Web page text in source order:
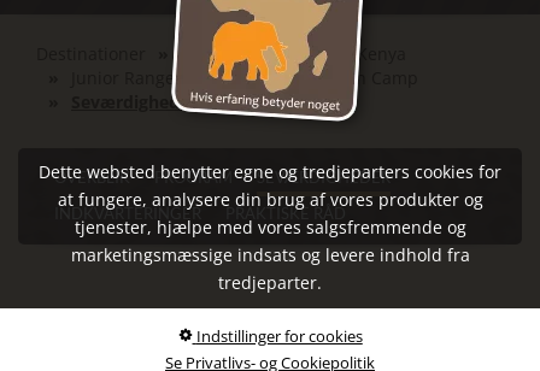
Det Østlige Afrika
Kenya
Junior Ranger Safari på Karen Blixen Camp
Seværdigheder
OVERBLIK PROGRAM
SEVÆRDIGHEDER
INDKVARTERINGER
PRAKTISKE RÅD
Seværdigheder - Junior
Dette websted benytter egne og tredjeparters cookies for
at fungere, analysere din brug af vores produkter og
tjenester, hjælpe med vores salgsfremmende og
marketingsmæssige indsats og levere indhold fra
tredjeparter.
Indstillinger for cookies
Se Privatlivs- og Cookiepolitik